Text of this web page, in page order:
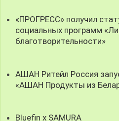
«ПРОГРЕСС» получил
социальных программ
благотворительности»
АШАН Ритейл Россия
«АШАН Продукты из
Bluefin x SAMURA